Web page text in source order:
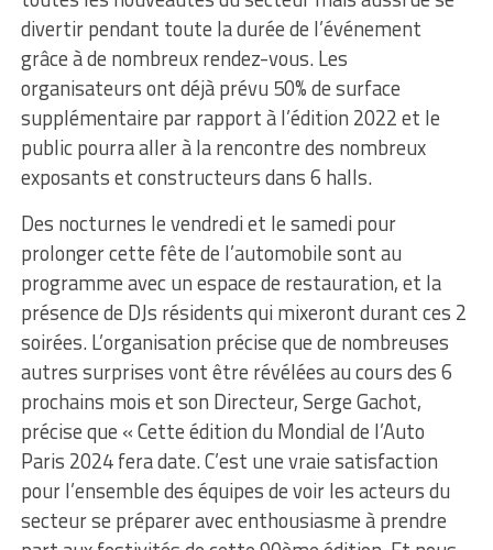
divertir pendant toute la durée de l’événement
grâce à de nombreux rendez-vous. Les
organisateurs ont déjà prévu 50% de surface
supplémentaire par rapport à l’édition 2022 et le
public pourra aller à la rencontre des nombreux
exposants et constructeurs dans 6 halls.
Des nocturnes le vendredi et le samedi pour
prolonger cette fête de l’automobile sont au
programme avec un espace de restauration, et la
présence de DJs résidents qui mixeront durant ces 2
soirées. L’organisation précise que de nombreuses
autres surprises vont être révélées au cours des 6
prochains mois et son Directeur, Serge Gachot,
précise que « Cette édition du Mondial de l’Auto
Paris 2024 fera date. C’est une vraie satisfaction
pour l’ensemble des équipes de voir les acteurs du
secteur se préparer avec enthousiasme à prendre